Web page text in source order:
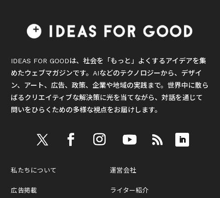
IDEAS FOR GOODは、社会を「もっと」よくするアイデアを集
めたウェブマガジンです。AIなどのテクノロジーから、デザイ
ン、アート、広告、政策、企業や地域の実践まで。世界中に散ら
ばるクリエイティブな解決策に光を当てながら、対話を通じて
問いをひらくための多様な視点をお届けします。
私たちについて
広告掲載
運営会社
ライター紹介